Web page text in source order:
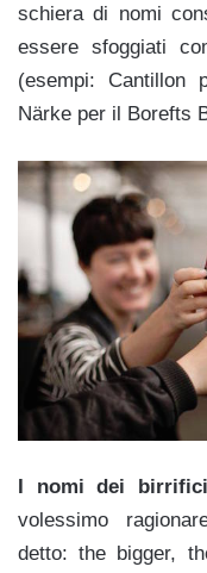
schiera di nomi
essere sfoggiati
(esempi: Cantillon
Närke per il Borefts
I nomi dei
volessimo
detto: the bigger,